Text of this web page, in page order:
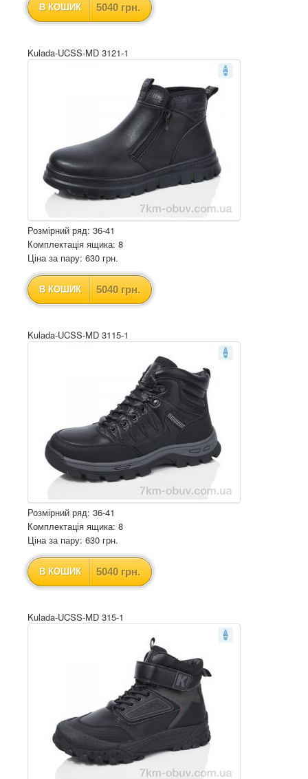
В КОШИК 5040 грн.
Kulada-UCSS-MD 3121-1
Розмірний ряд: 36-41
Комплектація ящика: 8
Ціна за пару: 630 грн.
В КОШИК 5040 грн.
Kulada-UCSS-MD 3115-1
Розмірний ряд: 36-41
Комплектація ящика: 8
Ціна за пару: 630 грн.
В КОШИК 5040 грн.
Kulada-UCSS-MD 315-1